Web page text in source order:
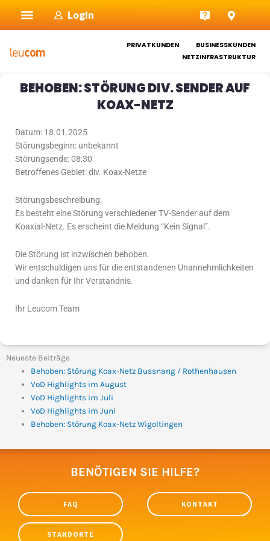
Inhalt
springen
Login
PRIVATKUNDEN
BUSINESSKUNDEN
NETZINFRASTRUKTUR
BEHOBEN: STÖRUNG DIV. SENDER AUF
KOAX-NETZ
Datum: 18.01.2025
Störungsbeginn: unbekannt
Störungsende: 08:30
Betroffenes Gebiet: div. Koax-Netze
Störungsbeschreibung:
Es besteht eine Störung verschiedener TV-Sender auf dem
Koaxial-Netz. Es erscheint die Meldung “Kein Signal”.
Die Störung ist inzwischen behoben.
Wir entschuldigen uns für die entstandenen Unannehmlichkeiten
und danken für Ihr Verständnis.
Ihr Leucom Team
Neueste Beiträge
Behoben: Störung Koax-Netz Bussnang / Rothenhausen
VoD Highlights im August
VoD Highlights im Juli
VoD Highlights im Juni
Behoben: Störung Koax-Netz Wigoltingen
BENÖTIGEN SIE HILFE?
FAQ KONTAKT
STANDORTE